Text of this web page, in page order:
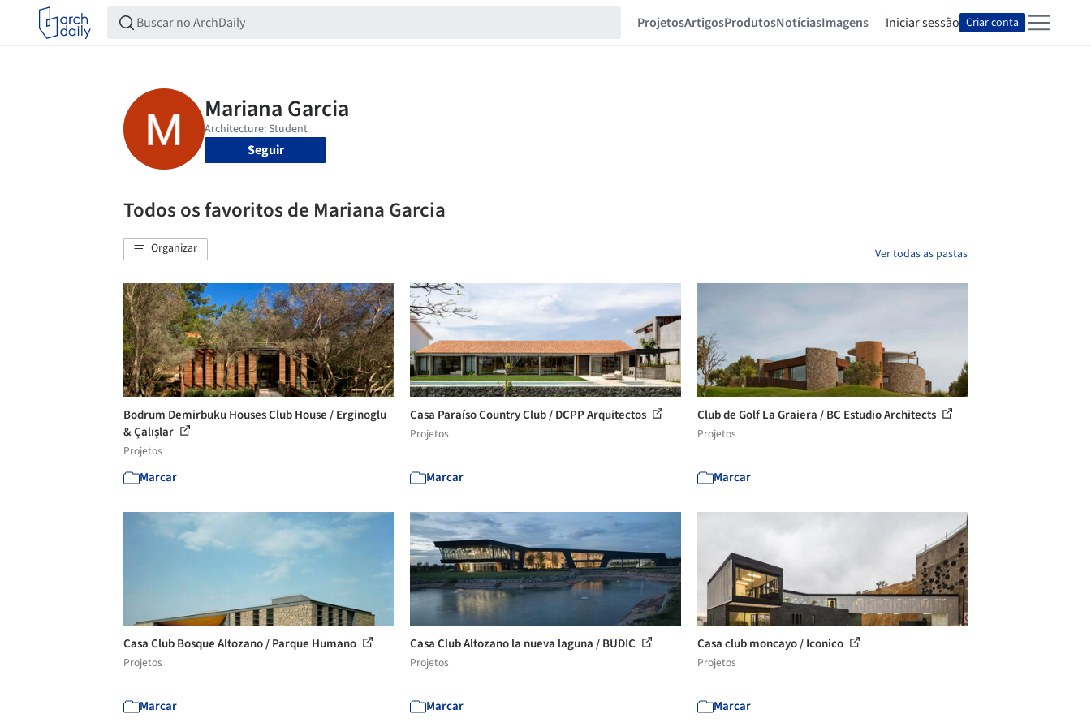
ProjetosArtigosProdutosNotíciasImagens Iniciar sessão Criar conta
Seguir
Todos os favoritos de Mariana Garcia
Organizar Ver todas as pastas
Bodrum Demirbuku Houses Club House / Erginoglu
& Çalışlar
Projetos
Marcar
Casa Paraíso Country Club / DCPP Arquitectos
Projetos
Marcar
Club de Golf La Graiera / BC Estudio Architects
Projetos
Marcar
Casa Club Bosque Altozano / Parque Humano
Projetos
Marcar
Casa Club Altozano la nueva laguna / BUDIC
Projetos
Marcar
Casa club moncayo / Iconico
Projetos
Marcar